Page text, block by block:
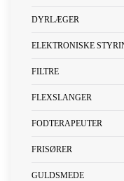
DYRLÆGER
ELEKTRONISKE
FILTRE
FLEXSLANGER
FODTERAPEUTER
FRISØRER
GULDSMEDE